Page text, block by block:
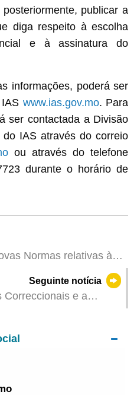
publicar a
diga respeito à escolha
e à assinatura do
informações, poderá ser
www.ias.gov.mo. Para
ser contactada a Divisão
IAS através do correio
ou através do telefone
durante o horário de
Normas relativas à
do sector alimentar de
Seguinte notícia
Correccionais e a
Reclusos e Jovens